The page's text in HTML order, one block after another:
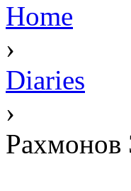
Home
›
Diaries
›
Рахмонов